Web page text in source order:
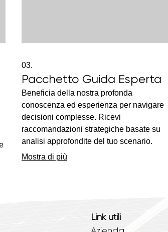
03.
Pacchetto Guida Esperta
Beneficia della nostra profonda
conoscenza ed esperienza per navigare
decisioni complesse. Ricevi
raccomandazioni strategiche basate su
analisi approfondite del tuo scenario.
Questo pacchetto ti fornisce gli strumenti e
Mostra di più
Link utili